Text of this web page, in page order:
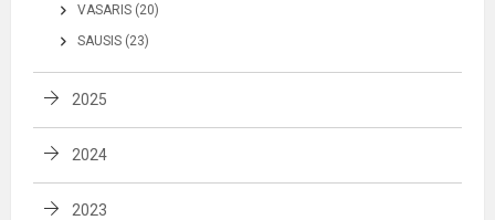
VASARIS (20)
SAUSIS (23)
2025
2024
2023